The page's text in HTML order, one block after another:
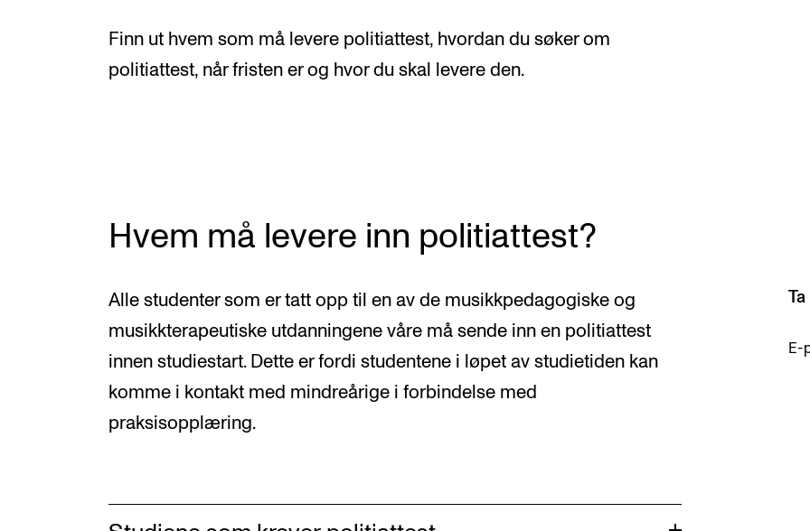
Tilrettelegging og fritak Interne konserter og arrangementer
Læringsressurser
Utveksling og reiser
Arrangementer
Nyheter for studenter
Finn ut hvem som må levere politiattest, hvordan du søker om
politiattest, når fristen er og hvor du skal levere den.
Hvem må levere inn politiattest?
Alle studenter som er tatt opp til en av de musikkpedagogiske og
musikkterapeutiske utdanningene våre må sende inn en politiattest
innen studiestart. Dette er fordi studentene i løpet av studietiden kan
komme i kontakt med mindreårige i forbindelse med
praksisopplæring.
E-